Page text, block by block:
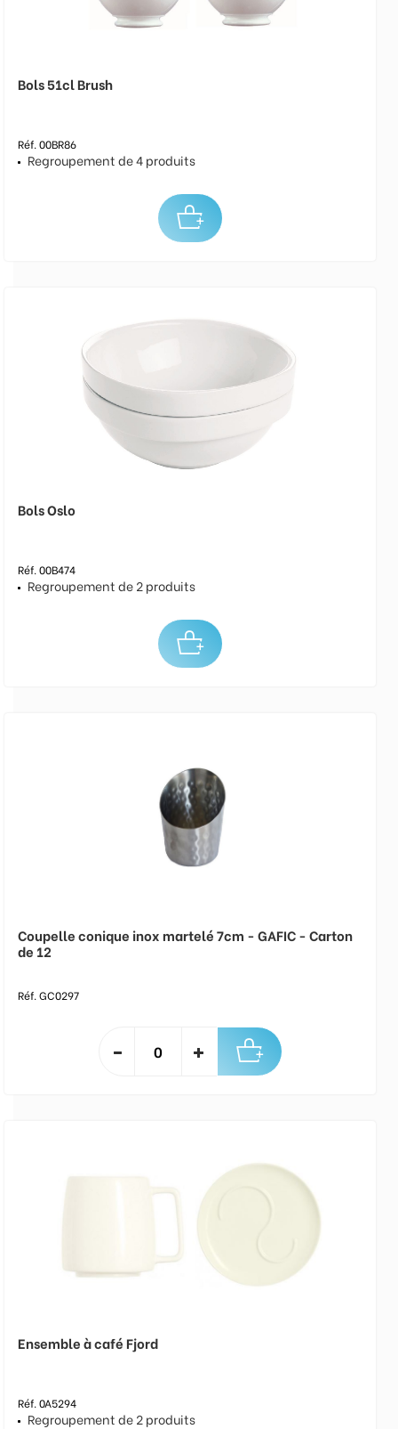
Bols 51cl Brush
Réf. 00BR86
Regroupement de 4 produits
Bols Oslo
Réf. 00B474
Regroupement de 2 produits
Coupelle conique inox martelé 7cm - GAFIC - Carton
de 12
Réf. GC0297
Ensemble à café Fjord
Réf. 0A5294
Regroupement de 2 produits